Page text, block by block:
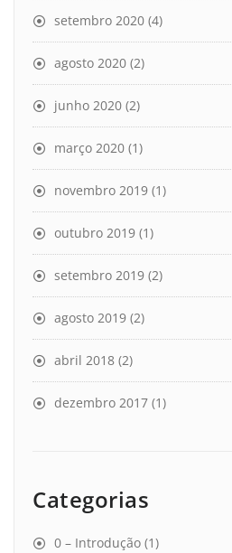
setembro 2020 (4)
agosto 2020 (2)
junho 2020 (2)
março 2020 (1)
novembro 2019 (1)
outubro 2019 (1)
setembro 2019 (2)
agosto 2019 (2)
abril 2018 (2)
dezembro 2017 (1)
Categorias
0 – Introdução (1)